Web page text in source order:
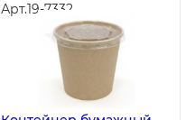
Арт.19-7332